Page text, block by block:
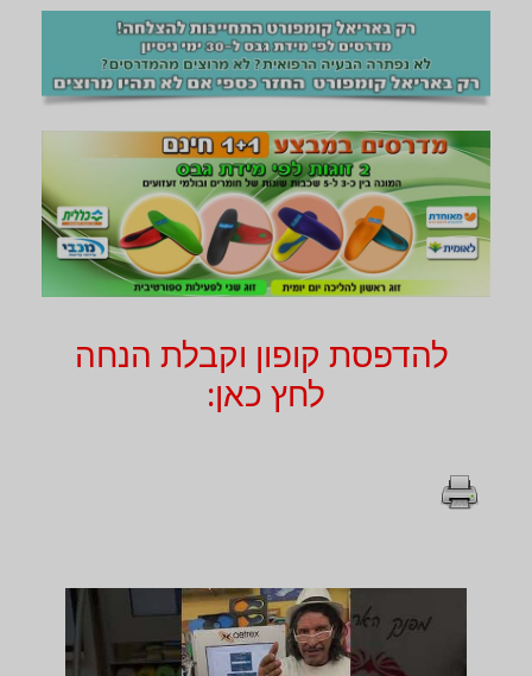
להדפסת קופון וקבלת הנחה
לחץ כאן: